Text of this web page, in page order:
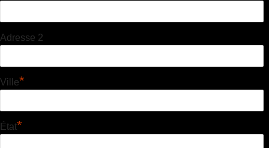
Adresse 2
Ville*
État*